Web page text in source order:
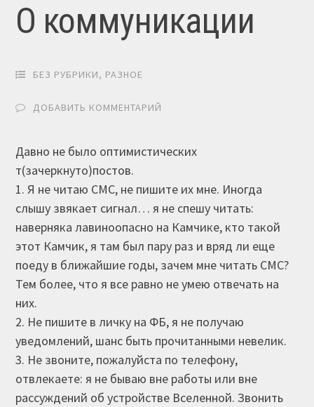
О коммуникации
БЕЗ РУБРИКИ, РАЗНОЕ
ДОБАВИТЬ КОММЕНТАРИЙ
Давно не было оптимистических
т(зачеркнуто)постов.
1. Я не читаю СМС, не пишите их мне. Иногда
слышу звякает сигнал… я не спешу читать:
наверняка лавиноопасно на Камчике, кто такой
этот Камчик, я там был пару раз и вряд ли еще
поеду в ближайшие годы, зачем мне читать СМС?
Тем более, что я все равно не умею отвечать на
них.
2. Не пишите в личку на ФБ, я не получаю
уведомлений, шанс быть прочитанными невелик.
3. Не звоните, пожалуйста по телефону,
отвлекаете: я не бываю вне работы или вне
рассуждений об устройстве Вселенной. Звонить